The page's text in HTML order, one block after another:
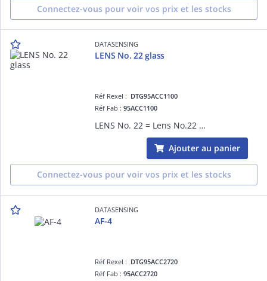
Connectez-vous pour voir vos prix et les stocks
DATASENSING
LENS No. 22 glass
Réf Rexel : DTG95ACC1100
Réf Fab :95ACC1100
LENS No. 22 = Lens No.22 glass
Ajouter au panier
Connectez-vous pour voir vos prix et les stocks
DATASENSING
AF-4
Réf Rexel : DTG95ACC2720
Réf Fab :95ACC2720